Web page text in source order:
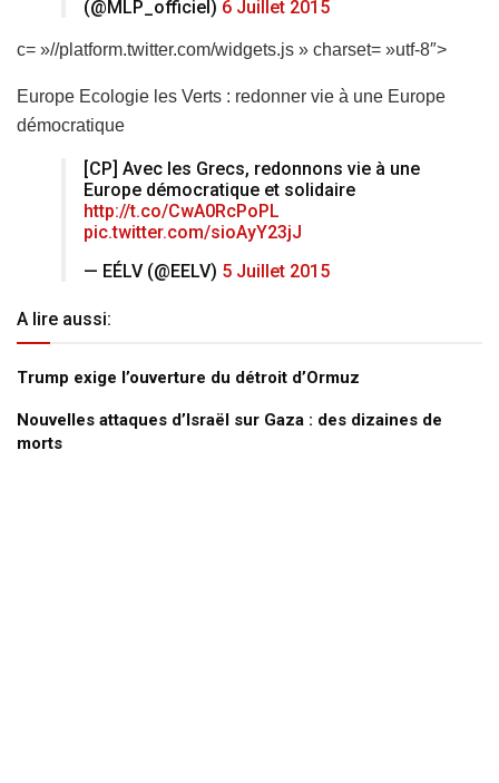
(@MLP_officiel) 6 Juillet 2015
c= »//platform.twitter.com/widgets.js » charset= »utf-8″>
Europe Ecologie les Verts : redonner vie à une Europe
démocratique
[CP] Avec les Grecs, redonnons vie à une
Europe démocratique et solidaire
http://t.co/CwA0RcPoPL
pic.twitter.com/sioAyY23jJ
— EÉLV (@EELV) 5 Juillet 2015
A lire aussi:
Trump exige l’ouverture du détroit d’Ormuz
Nouvelles attaques d’Israël sur Gaza : des dizaines de
morts